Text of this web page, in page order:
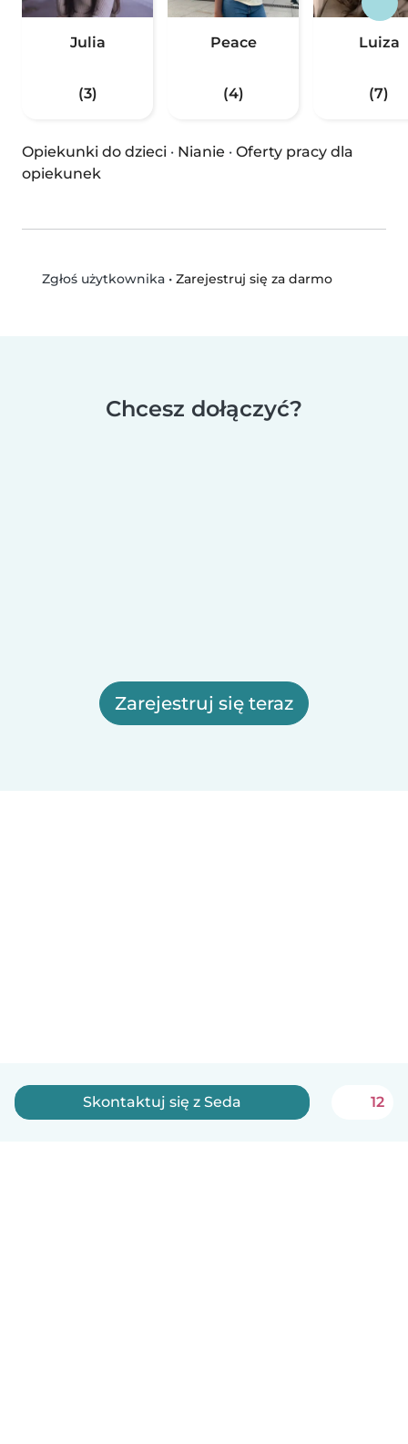
Julia
(3)
Peace
(4)
Luiza
(7)
Opiekunki do dzieci · Nianie · Oferty pracy dla
opiekunek
Zgłoś użytkownika• Zarejestruj się za darmo
Chcesz dołączyć?
Zarejestruj się teraz
Skontaktuj się z Seda 12